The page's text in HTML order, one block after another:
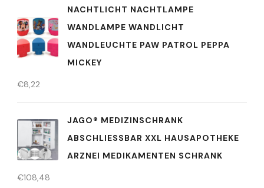
NACHTLICHT NACHTLAMPE
WANDLAMPE WANDLICHT
WANDLEUCHTE PAW PATROL PEPPA
MICKEY
€8,22
JAGO® MEDIZINSCHRANK
ABSCHLIESSBAR XXL HAUSAPOTHEKE A
RZNEI MEDIKAMENTEN SCHRANK
€108,48